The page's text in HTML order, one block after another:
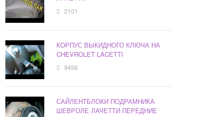
2101
КОРПУС ВЫКИДНОГО КЛЮЧА НА
CHEVROLET LACETTI
9456
САЙЛЕНТБЛОКИ ПОДРАМНИКА
ШЕВРОЛЕ ЛАЧЕТТИ ПЕРЕДНИЕ